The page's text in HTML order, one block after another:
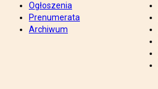
Ogłoszenia
Prenumerata
Archiwum